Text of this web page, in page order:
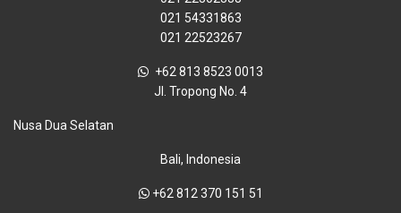
021 54331863
021 22523267
+62 813 8523 0013
Jl. Tropong No. 4
Nusa Dua Selatan
Bali, Indonesia
+62 812 370 151 51